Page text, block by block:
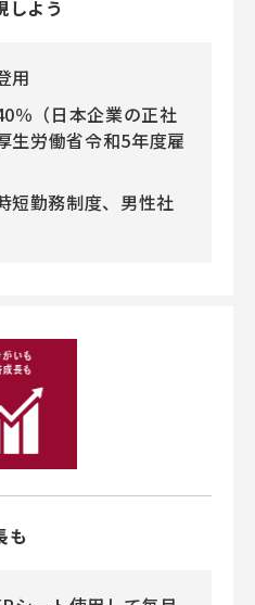
しよう
用
％（日本企業の正社
労働省令和5年度雇
短勤務制度、男性社
も